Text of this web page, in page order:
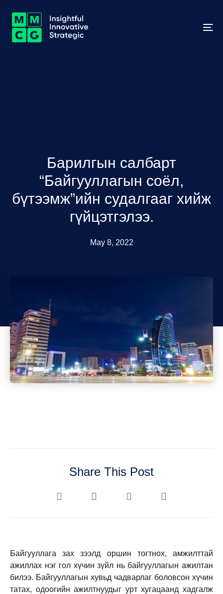
Барилгын салбарт
“Байгууллагын соёл,
бүтээмж”ийн судалгааг хийж
гүйцэтгэлээ.
May 8, 2022
Share This Post
Байгууллага зах зээлд оршин тогтнох, амжилттай
ажиллах нэг гол хүчин зүйл нь байгууллагын ажилтан
билээ. Байгууллагын хувьд чадварлаг боловсон хүчин
татах, одоогийн ажилтнуудыг урт хугацаанд хадгалж